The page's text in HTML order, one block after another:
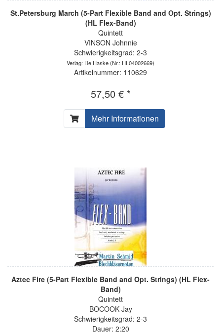
St.Petersburg March (5-Part Flexible Band and Opt. Strings)
(HL Flex-Band)
Quintett
VINSON Johnnie
Schwierigkeitsgrad: 2-3
Verlag: De Haske(Nr.: HL04002669)
Artikelnummer: 110629
57,50 € *
Mehr Informationen
Aztec Fire (5-Part Flexible Band and Opt. Strings) (HL Flex-
Band)
Quintett
BOCOOK Jay
Schwierigkeitsgrad: 2-3
Dauer: 2:20